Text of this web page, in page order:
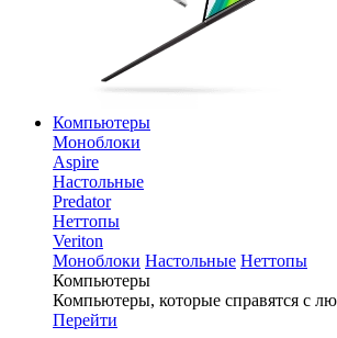
Компьютеры
Моноблоки
Aspire
Настольные
Predator
Неттопы
Veriton
Моноблоки Настольные Неттопы
Компьютеры
Компьютеры, которые справятся с
Перейти